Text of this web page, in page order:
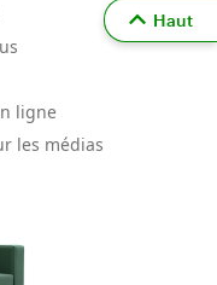
ligne
les médias
Haut